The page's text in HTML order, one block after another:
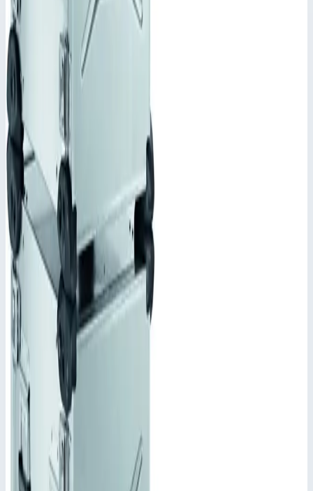
Корпус Mitraset Racklite Basic 19" Zarges 4 HE/U
586х568х270,5 мм 45954
Добавить в заявку
Корпус Mitraset Racklite Basic 19" Zarges 4 HE/U
586х568х270,5 мм 45954
Арт.
Цена по запросу
Добавить в заявку
Добавить к сравнению
Описание
Корпус Mitraset Racklite Basic 19" Zar
Переносные корпусы для электронных приборов
Для размещения электронных приборов в формате 19"
согласно VG 95446
Разные по глубине и высоте исполнения.
Широкий ассортимент дополнительных
комплектующих.
Степень защиты IP 65 по DIN EN 60529 и IEC 34-5/529
обеспечивается сварным корпусом и крышкой с
уплотнением по периметру.